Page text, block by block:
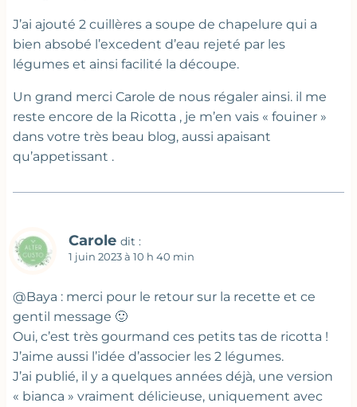
J’ai ajouté 2 cuillères a soupe de chapelure qui a
bien absobé l’excedent d’eau rejeté par les
légumes et ainsi facilité la découpe.
Un grand merci Carole de nous régaler ainsi. il me
reste encore de la Ricotta , je m’en vais « fouiner »
dans votre très beau blog, aussi apaisant
qu’appetissant .
Carole dit :
1 juin 2023 à 10 h 40 min
@Baya : merci pour le retour sur la recette et ce
gentil message 🙂
Oui, c’est très gourmand ces petits tas de ricotta !
J’aime aussi l’idée d’associer les 2 légumes.
J’ai publié, il y a quelques années déjà, une version
« bianca » vraiment délicieuse, uniquement avec